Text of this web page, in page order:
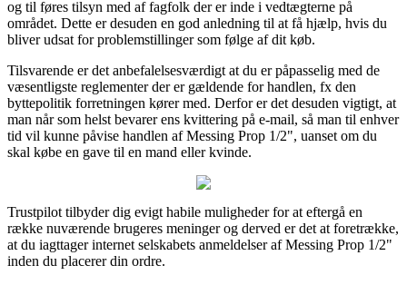
og til føres tilsyn med af fagfolk der er inde i vedtægterne på
området. Dette er desuden en god anledning til at få hjælp, hvis du
bliver udsat for problemstillinger som følge af dit køb.
Tilsvarende er det anbefalelsesværdigt at du er påpasselig med de
væsentligste reglementer der er gældende for handlen, fx den
byttepolitik forretningen kører med. Derfor er det desuden vigtigt, at
man når som helst bevarer ens kvittering på e-mail, så man til enhver
tid vil kunne påvise handlen af Messing Prop 1/2", uanset om du
skal købe en gave til en mand eller kvinde.
Trustpilot tilbyder dig evigt habile muligheder for at eftergå en
række nuværende brugeres meninger og derved er det at foretrække,
at du iagttager internet selskabets anmeldelser af Messing Prop 1/2"
inden du placerer din ordre.